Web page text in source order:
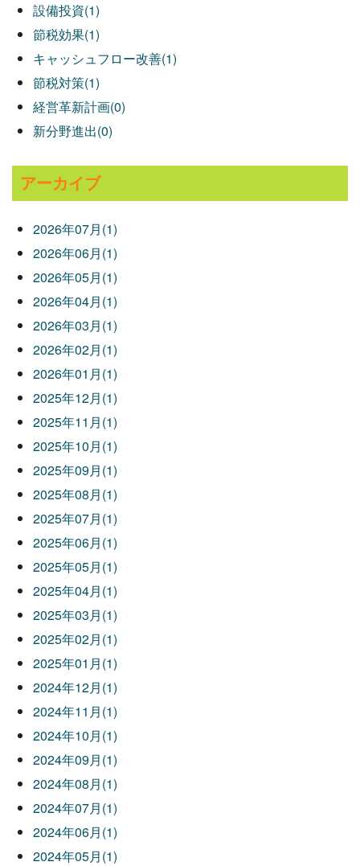
設備投資(1)
節税効果(1)
キャッシュフロー改善(1)
節税対策(1)
経営革新計画(0)
新分野進出(0)
アーカイブ
2026年07月(1)
2026年06月(1)
2026年05月(1)
2026年04月(1)
2026年03月(1)
2026年02月(1)
2026年01月(1)
2025年12月(1)
2025年11月(1)
2025年10月(1)
2025年09月(1)
2025年08月(1)
2025年07月(1)
2025年06月(1)
2025年05月(1)
2025年04月(1)
2025年03月(1)
2025年02月(1)
2025年01月(1)
2024年12月(1)
2024年11月(1)
2024年10月(1)
2024年09月(1)
2024年08月(1)
2024年07月(1)
2024年06月(1)
2024年05月(1)